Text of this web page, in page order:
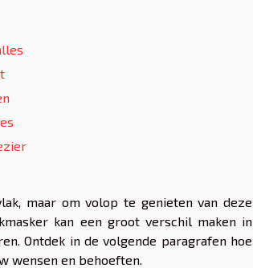
maar om volop te genieten van deze
kan een groot verschil maken in
Ontdek in de volgende paragrafen hoe
wensen en behoeften.